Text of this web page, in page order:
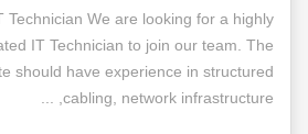
Technician We are looking for a highly
IT Technician to join our team. The
should have experience in structured
cabling, network infrastructure, ...